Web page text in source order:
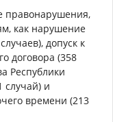
правонарушения,
как нарушение
допуск к
договора (358
Республики
случай) и
времени (213